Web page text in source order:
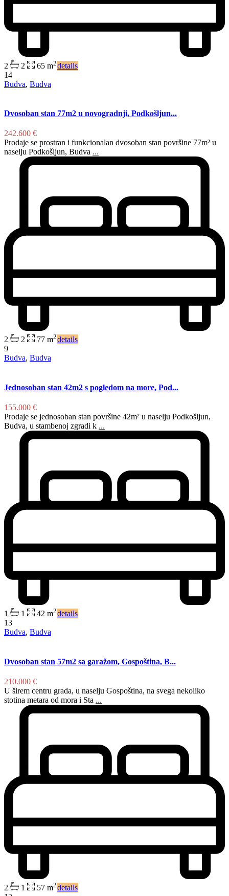
2 2 65 m2details
14
Budva, Budva
Dvosoban stan 77m2 u novogradnji, Podkošljun...
242.600 €
Prodaje se prostran i funkcionalan dvosoban stan površine 77m² u
naselju Podkošljun, Budva ...
2 2 77 m2details
9
Budva, Budva
Jednosoban stan 42m2 s pogledom na more, Pod...
155.000 €
Prodaje se jednosoban stan površine 42m² u naselju Podkošljun,
Budva, u stambenoj zgradi k ...
1 1 42 m2details
13
Budva, Budva
Dvosoban stan 57m2 sa garažom, Gospoština, B...
210.000 €
U širem centru grada, u naselju Gospoština, na svega nekoliko
stotina metara od mora i Sta ...
2 1 57 m2details